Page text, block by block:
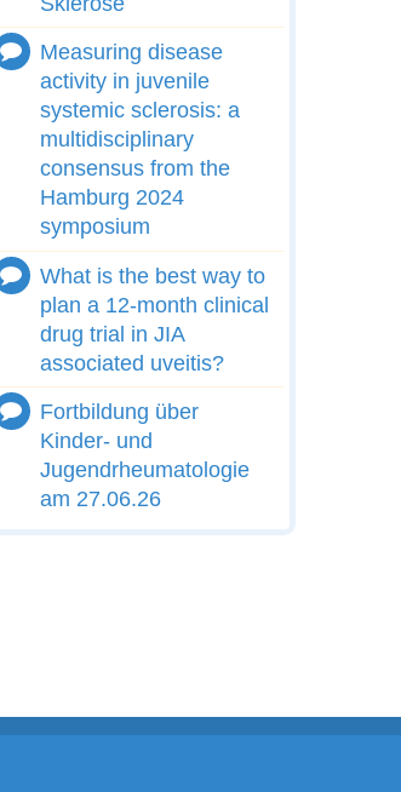
Measuring disease
activity in juvenile
systemic sclerosis: a
multidisciplinary
consensus from the
Hamburg 2024
symposium
What is the best way to
plan a 12-month clinical
drug trial in JIA
associated uveitis?
Fortbildung über
Kinder- und
Jugendrheumatologie
am 27.06.26